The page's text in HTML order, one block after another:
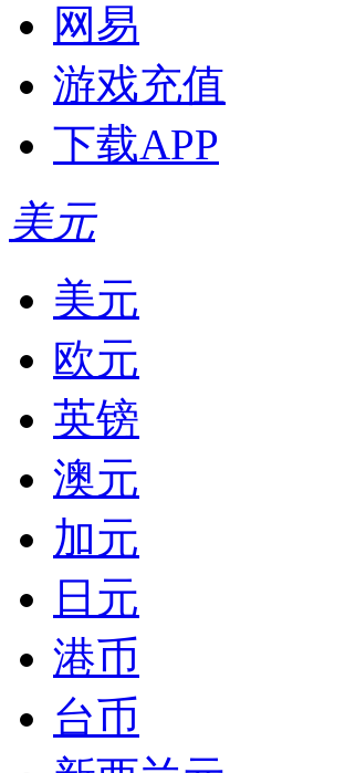
网易
游戏充值
下载APP
美元
美元
欧元
英镑
澳元
加元
日元
港币
台币